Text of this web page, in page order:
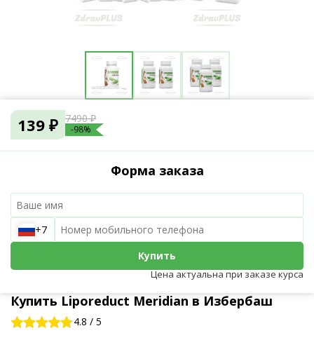
Купить Liporeduct Meridian в Избербаш
4.8 / 5
139 ₽ 7490 ₽
-98%
Форма заказа
+7
Купить
Цена актуальна при заказе курса